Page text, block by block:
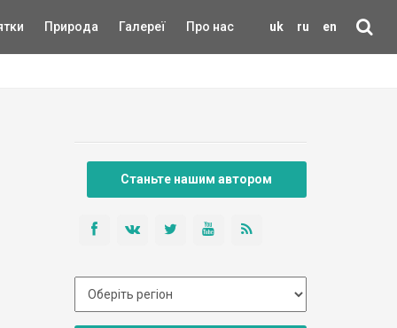
uk ru en
Природа Галереї Про нас
Станьте нашим автором